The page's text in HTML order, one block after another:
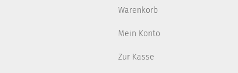
Warenkorb
Mein Konto
Zur Kasse